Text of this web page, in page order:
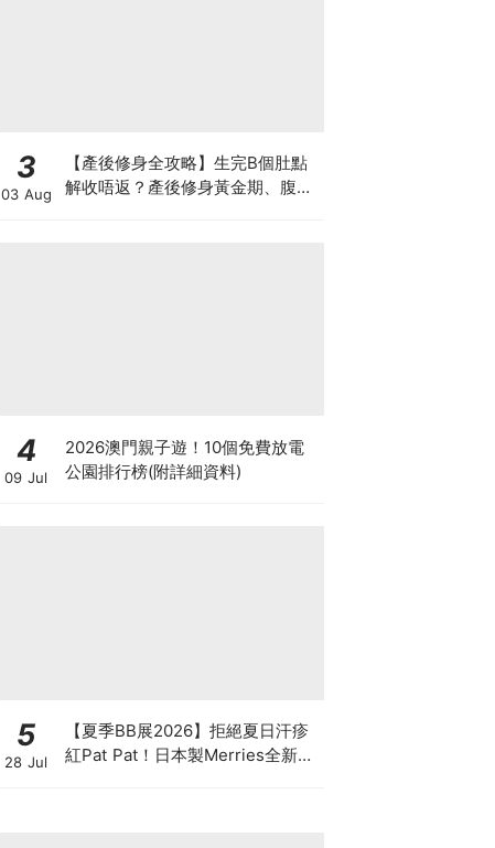
3
03 Aug
【產後修身全攻略】生完B個肚點
解收唔返？產後修身黃金期、腹直
4
09 Jul
2026澳門親子遊！10個免費放電
公園排行榜(附詳細資料)
5
28 Jul
【夏季BB展2026】拒絕夏日汗疹
紅Pat Pat！日本製Merries全新超